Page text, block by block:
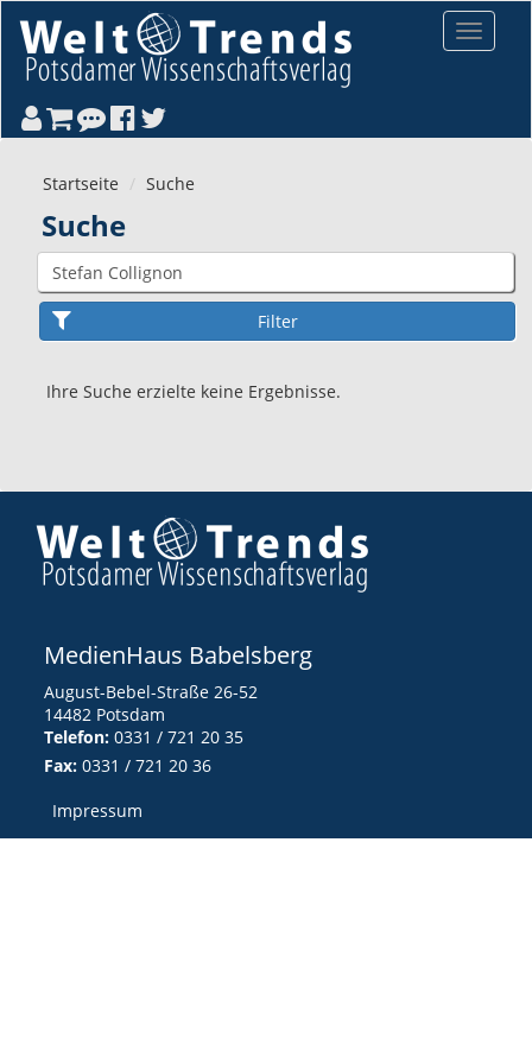
Toggle
Startseite Suche
Suche
Ihre Suche erzielte keine Ergebnisse.
MedienHaus Babelsberg
August-Bebel-Straße 26-52
14482 Potsdam
Telefon: 0331 / 721 20 35
Fax: 0331 / 721 20 36
Impressum